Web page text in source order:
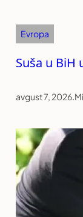
Evropa
Suša u BiH
avgust 7, 2026.